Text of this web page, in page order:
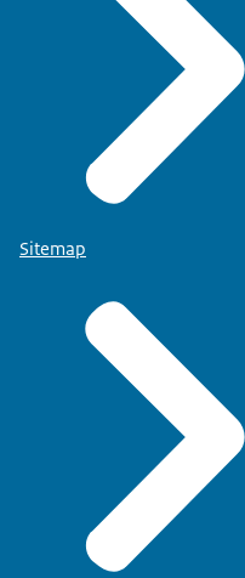
Sitemap